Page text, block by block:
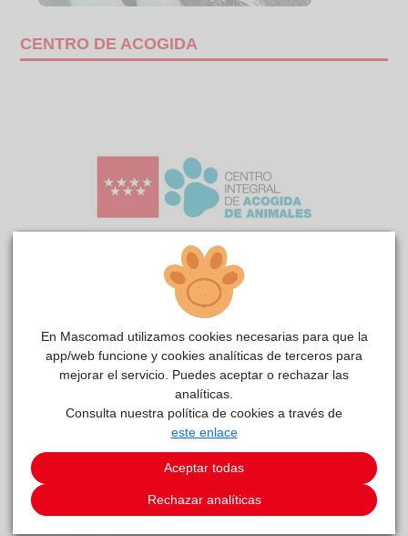
CENTRO DE ACOGIDA
reside actualmente en el centro de acogida
COMENTARIOS
Soy un poco miedoso y me asusto con facilidad cuando viene
la gente. Estoy casi todo el tiempo escondido aunque, cuando
veo alguna chuche, me asomo a ver si me la dan. Estoy
empezando a disfrutar jugando con el plumero. Necesito unos
adoptantes que me dejen espacio y el tiempo necesario para
confiar.
En Mascomad utilizamos cookies necesarias para que la
app/web funcione y cookies analíticas de terceros para
mejorar el servicio. Puedes aceptar o rechazar las
analíticas.
Consulta nuestra política de cookies a través de
este enlace
Aceptar todas
Rechazar analíticas